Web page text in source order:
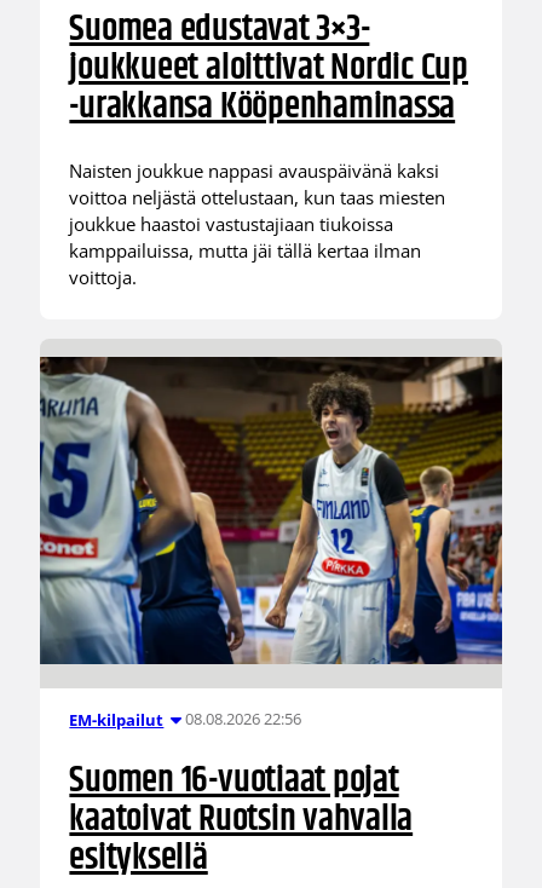
Suomea edustavat 3×3-
joukkueet aloittivat Nordic Cup
-urakkansa Kööpenhaminassa
Naisten joukkue nappasi avauspäivänä kaksi
voittoa neljästä ottelustaan, kun taas miesten
joukkue haastoi vastustajiaan tiukoissa
kamppailuissa, mutta jäi tällä kertaa ilman
voittoja.
EM-kilpailut 08.08.2026 22:56
Suomen 16-vuotiaat pojat
kaatoivat Ruotsin vahvalla
esityksellä